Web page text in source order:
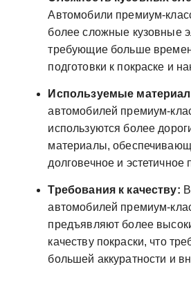
Автомобили премиум-
более сложные кузовные
требующие больше
подготовки к покраске и
Используемые
автомобилей премиум-
используются более
материалы,
долговечное и эстетичное
Требования к качеству:
автомобилей премиум-
предъявляют более
качеству покраски, что
большей аккуратности и